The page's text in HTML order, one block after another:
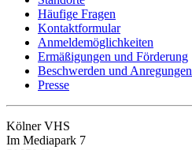
Häufige Fragen
Kontaktformular
Anmeldemöglichkeiten
Ermäßigungen und Förderung
Beschwerden und Anregungen
Presse
Kölner VHS
Im Mediapark 7